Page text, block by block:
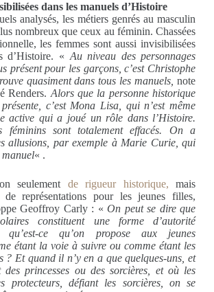
dans les manuels d’Histoire
analysés, les métiers genrés au masculin
nombreux que ceux au féminin. Chassées
les femmes sont aussi invisibilisées
d’Histoire. « Au niveau des personnages
présent pour les garçons, c’est Christophe
quasiment dans tous les manuels, note
Renders. Alors que la personne historique
c’est Mona Lisa, qui n’est même
active qui a joué un rôle dans l’Histoire.
féminins sont totalement effacés. On a
allusions, par exemple à Marie Curie, qui
« .
seulement de rigueur historique, mais
représentations pour les jeunes filles,
Geoffroy Carly : «On peut se dire que
constituent une forme d’autorité
qu’est-ce qu’on propose aux jeunes
étant la voie à suivre ou comme étant les
? Et quand il n’y en a que quelques-uns, et
princesses ou des sorcières, et où les
protecteurs, défiant les sorcières, on se